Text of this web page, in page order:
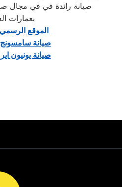
صيانة رائدة في في مجال
بعمارات
الموقع الرسمي
صيانة
صيانة يونيون